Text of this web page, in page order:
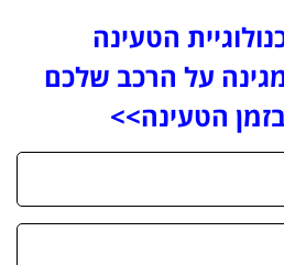
הטעינה
על הרכב שלכם
הטעינה>>